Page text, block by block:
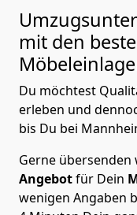
mit den
Du möchtest
erleben und
bis Du bei
Gerne übersenden
Angebotfür Dein
wenigen Angaben